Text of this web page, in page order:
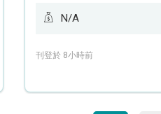
N/A
刊登於 8小時前